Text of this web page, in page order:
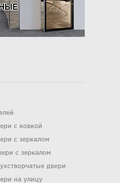
с ковкой
с зеркалом
с зеркалом
двери
на улицу